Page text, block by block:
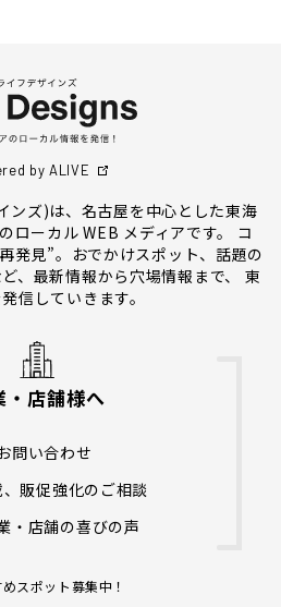
by ALIVE
ズ)は、名古屋を中心とした東海
ローカル WEB メディアです。 コ
発見”。おでかけスポット、話題の
、最新情報から穴場情報まで、 東
信していきます。
・店舗様へ
問い合わせ
販促強化のご相談
・店舗の喜びの声
スポット募集中！